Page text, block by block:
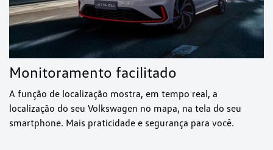
Monitoramento facilitado
A função de localização mostra, em tempo real, a
localização do seu Volkswagen no mapa, na tela do seu
smartphone. Mais praticidade e segurança para você.